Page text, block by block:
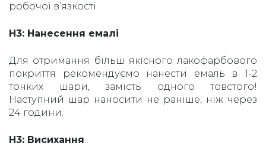
робочої в’язкості.
H3: Нанесення емалі
Для отримання більш якісного лакофарбового
покриття рекомендуємо нанести емаль в 1-2
тонких шари, замість одного товстого!
Наступний шар наносити не раніше, ніж через
24 години.
H3: Висихання